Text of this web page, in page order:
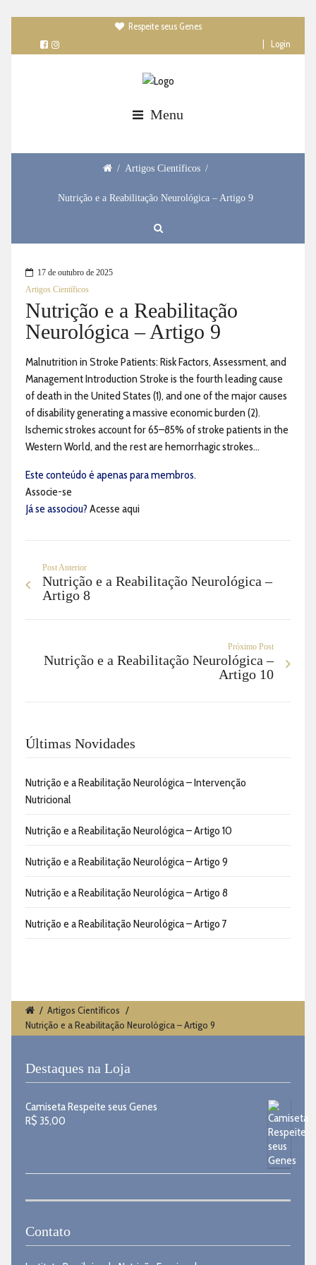
Respeite seus Genes
Login
Menu
/ Artigos Científicos /
Nutrição e a Reabilitação Neurológica – Artigo 9
17 de outubro de 2025
Artigos Científicos
Nutrição e a Reabilitação
Neurológica – Artigo 9
Malnutrition in Stroke Patients: Risk Factors, Assessment, and
Management Introduction Stroke is the fourth leading cause
of death in the United States (1), and one of the major causes
of disability generating a massive economic burden (2).
Ischemic strokes account for 65–85% of stroke patients in the
Western World, and the rest are hemorrhagic strokes...
Este conteúdo é apenas para membros.
Associe-se
Já se associou? Acesse aqui
Post Anterior
Nutrição e a Reabilitação Neurológica –
Artigo 8
Próximo Post
Nutrição e a Reabilitação Neurológica –
Artigo 10
Últimas Novidades
Nutrição e a Reabilitação Neurológica – Intervenção
Nutricional
Nutrição e a Reabilitação Neurológica – Artigo 10
Nutrição e a Reabilitação Neurológica – Artigo 9
Nutrição e a Reabilitação Neurológica – Artigo 8
Nutrição e a Reabilitação Neurológica – Artigo 7
/ Artigos Científicos /
Nutrição e a Reabilitação Neurológica – Artigo 9
Destaques na Loja
Camiseta Respeite seus Genes
R$ 35,00
Contato